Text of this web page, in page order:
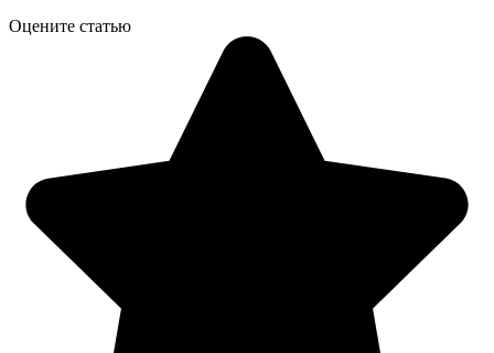
Оцените статью